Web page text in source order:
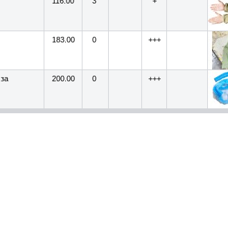
183.00 0 +++
200.00 0 +++